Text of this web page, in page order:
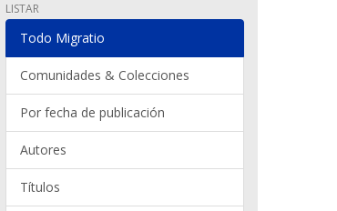
LISTAR
Todo Migratio
Comunidades & Colecciones
Por fecha de publicación
Autores
Títulos